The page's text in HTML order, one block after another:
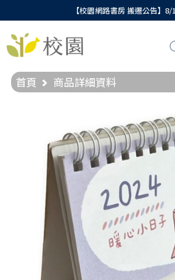
【校園網路書房 搬遷公告】8/
首頁 商品詳細資料